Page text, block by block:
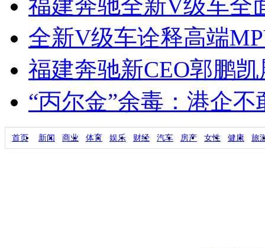
福建奔驰全新V级车全
全新V级车诠释高端
福建奔驰新CEO郭鹏
“丙尔金”余毒：港企
首页 新闻 商业 体育 娱乐 财经 汽车 房产 女性 健康 旅